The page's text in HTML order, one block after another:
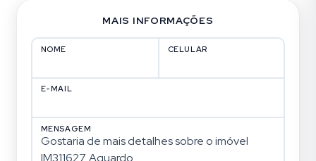
MAIS INFORMAÇÕES
NOME CELULAR
E-MAIL
MENSAGEM